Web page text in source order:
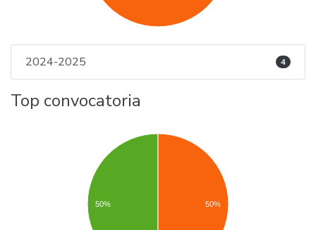
2024-2025 4
Top convocatoria
50% 50%